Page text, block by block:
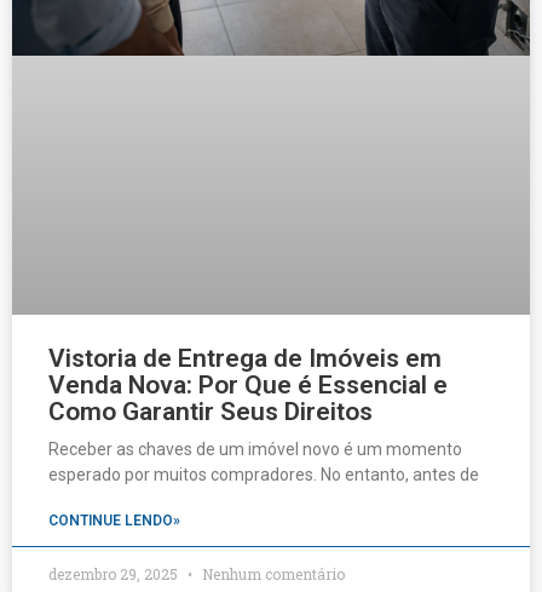
Vistoria de Entrega de Imóveis em
Venda Nova: Por Que é Essencial e
Como Garantir Seus Direitos
Receber as chaves de um imóvel novo é um momento
esperado por muitos compradores. No entanto, antes de
CONTINUE LENDO»
dezembro 29, 2025 Nenhum comentário